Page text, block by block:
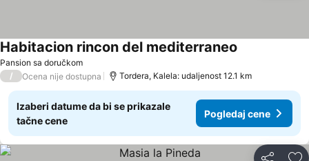
Pansion sa doručkom
Habitacion rincon del mediterraneo
/ Ocena nije dostupna Tordera, Kalela: udaljenost 12.1 km
Izaberi datume da bi se prikazale
tačne cene
Pogledaj cene